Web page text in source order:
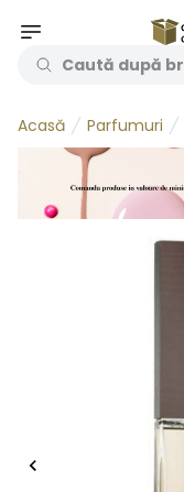
Acasă Parfumuri